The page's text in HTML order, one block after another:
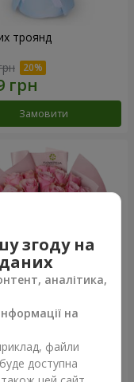
троянд
Замовити
троянд Athena
згоду на
аналітика,
на
файли
доступна